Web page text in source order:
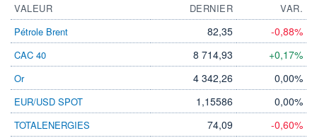
Boursobank
+ LISTE
VALEUR DERNIER
VAR.
Pétrole Brent
82,35 -0,88%
CAC 40 8 714,93 +0,17%
Or 4 342,26 0,00%
EUR/USD SPOT 1,15586 0,00%
TOTALENERGIES 74,09 -0,60%